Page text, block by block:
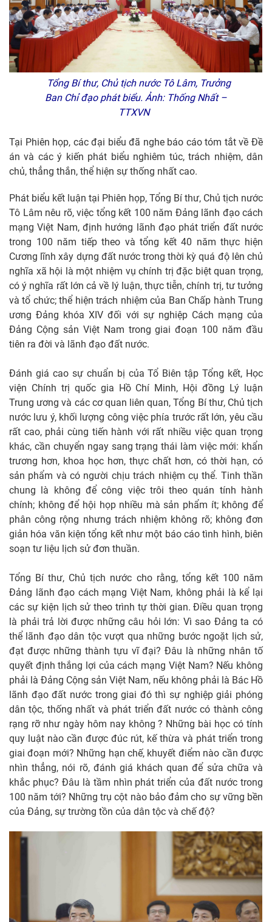
Tổng Bí thư, Chủ tịch nước Tô Lâm, Trưởng
Ban Chỉ đạo phát biểu. Ảnh: Thống Nhất –
TTXVN
Tại Phiên họp, các đại biểu đã nghe báo cáo tóm tắt về Đề
án và các ý kiến phát biểu nghiêm túc, trách nhiệm, dân
chủ, thẳng thắn, thể hiện sự thống nhất cao.
Phát biểu kết luận tại Phiên họp, Tổng Bí thư, Chủ tịch nước
Tô Lâm nêu rõ, việc tổng kết 100 năm Đảng lãnh đạo cách
mạng Việt Nam, định hướng lãnh đạo phát triển đất nước
trong 100 năm tiếp theo và tổng kết 40 năm thực hiện
Cương lĩnh xây dựng đất nước trong thời kỳ quá độ lên chủ
nghĩa xã hội là một nhiệm vụ chính trị đặc biệt quan trọng,
có ý nghĩa rất lớn cả về lý luận, thực tiễn, chính trị, tư tưởng
và tổ chức; thể hiện trách nhiệm của Ban Chấp hành Trung
ương Đảng khóa XIV đối với sự nghiệp Cách mạng của
Đảng Cộng sản Việt Nam trong giai đoạn 100 năm đầu
tiên ra đời và lãnh đạo đất nước.
Đánh giá cao sự chuẩn bị của Tổ Biên tập Tổng kết, Học
viện Chính trị quốc gia Hồ Chí Minh, Hội đồng Lý luận
Trung ương và các cơ quan liên quan, Tổng Bí thư, Chủ tịch
nước lưu ý, khối lượng công việc phía trước rất lớn, yêu cầu
rất cao, phải cùng tiến hành với rất nhiều việc quan trọng
khác, cần chuyển ngay sang trạng thái làm việc mới: khẩn
trương hơn, khoa học hơn, thực chất hơn, có thời hạn, có
sản phẩm và có người chịu trách nhiệm cụ thể. Tinh thần
chung là không để công việc trôi theo quán tính hành
chính; không để hội họp nhiều mà sản phẩm ít; không để
phân công rộng nhưng trách nhiệm không rõ; không đơn
giản hóa văn kiện tổng kết như một báo cáo tình hình, biên
soạn tư liệu lịch sử đơn thuần.
Tổng Bí thư, Chủ tịch nước cho rằng, tổng kết 100 năm
Đảng lãnh đạo cách mạng Việt Nam, không phải là kể lại
các sự kiện lịch sử theo trình tự thời gian. Điều quan trọng
là phải trả lời được những câu hỏi lớn: Vì sao Đảng ta có
thể lãnh đạo dân tộc vượt qua những bước ngoặt lịch sử,
đạt được những thành tựu vĩ đại? Đâu là những nhân tố
quyết định thắng lợi của cách mạng Việt Nam? Nếu không
phải là Đảng Cộng sản Việt Nam, nếu không phải là Bác Hồ
lãnh đạo đất nước trong giai đó thì sự nghiệp giải phóng
dân tộc, thống nhất và phát triển đất nước có thành công
rạng rỡ như ngày hôm nay không ? Những bài học có tính
quy luật nào cần được đúc rút, kế thừa và phát triển trong
giai đoạn mới? Những hạn chế, khuyết điểm nào cần được
nhìn thẳng, nói rõ, đánh giá khách quan để sửa chữa và
khắc phục? Đâu là tầm nhìn phát triển của đất nước trong
100 năm tới? Những trụ cột nào bảo đảm cho sự vững bền
của Đảng, sự trường tồn của dân tộc và chế độ?